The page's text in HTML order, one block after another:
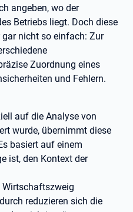
angeben, wo der
Betriebs liegt. Doch diese
nicht so einfach: Zur
Zuordnung eines
und Fehlern.
auf die Analyse von
wurde, übernimmt diese
basiert auf einem
ist, den Kontext der
Wirtschaftszweig
reduzieren sich die